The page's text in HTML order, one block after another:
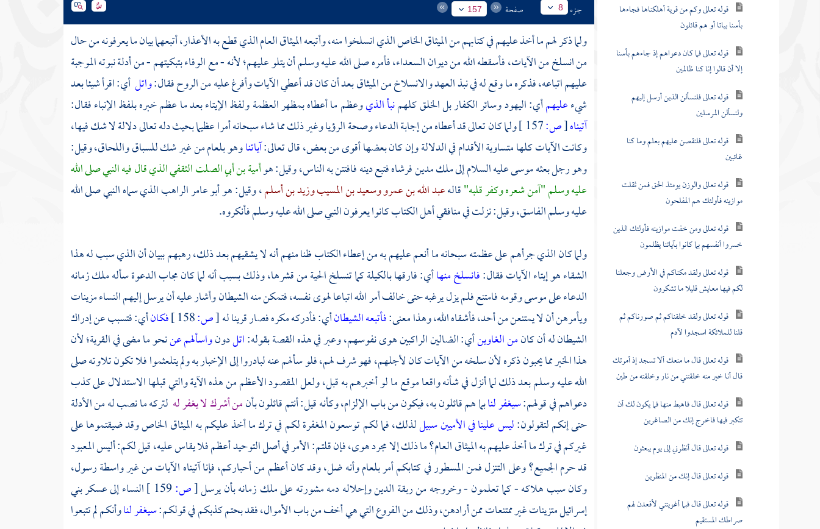
قوله تعالى وكم من قرية أهلكناها فجاءها
بأسنا بياتا أو هم قائلون
قوله تعالى فما كان دعواهم إذ جاءهم بأسنا
إلا أن قالوا إنا كنا ظالمين
قوله تعالى فلنسألن الذين أرسل إليهم
ولنسألن المرسلين
قوله تعالى فلنقصن عليهم بعلم وما كنا
غائبين
قوله تعالى والوزن يومئذ الحق فمن ثقلت
موازينه فأولئك هم المفلحون
قوله تعالى ومن خفت موازينه فأولئك الذين
خسروا أنفسهم بما كانوا بآياتنا يظلمون
قوله تعالى ولقد مكناكم في الأرض وجعلنا
لكم فيها معايش قليلا ما تشكرون
قوله تعالى ولقد خلقناكم ثم صورناكم ثم
قلنا للملائكة اسجدوا لآدم
قوله تعالى قال ما منعك ألا تسجد إذ أمرتك
قال أنا خير منه خلقتني من نار وخلقته من طين
قوله تعالى قال فاهبط منها فما يكون لك أن
تتكبر فيها فاخرج إنك من الصاغرين
قوله تعالى قال أنظرني إلى يوم يبعثون
قوله تعالى قال إنك من المنظرين
قوله تعالى قال فبما أغويتني لأقعدن لهم
صراطك المستقيم
جزء 8 صفحة 157
ولما ذكر لهم ما أخذ عليهم في كتابهم من الميثاق الخاص الذي انسلخوا منه، وأتبعه الميثاق العام الذي قطع به الأعذار، أتبعهما بيان ما يعرفونه من حال
من انسلخ من الآيات، فأسقطه الله من ديوان السعداء، فأمره صلى الله عليه وسلم أن يتلو عليهم؛ لأنه - مع الوفاء بتبكيتهم - من أدلة نبوته الموجبة
عليهم اتباعه، فذكره ما وقع له في نبذ العهد والانسلاخ من الميثاق بعد أن كان قد أعطي الآيات وأفرغ عليه من الروح فقال:واتلأي: اقرأ شيئا بعد
شيءعليهمأي: اليهود وسائر الكفار بل الخلق كلهمنبأ الذيوعظم ما أعطاه بمظهر العظمة ولفظ الإيتاء بعد ما عظم خبره بلفظ الإنباء فقال:
آتيناه[ص:
ولما كان تعالى قد أعطاه من إجابة الدعاء وصحة الرؤيا وغير ذلك مما شاء سبحانه أمرا عظيما بحيث دله تعالى دلالة لا شك فيها،
وكانت الآيات كلها متساوية الأقدام في الدلالة وإن كان بعضها أقوى من بعض، قال تعالى:آياتناوهو بلعام من غير شك للسباق واللحاق، وقيل:
وهو رجل بعثهموسىعليه السلام إلى ملكمدينفرشاه فتبع دينه فافتتن به الناس، وقيل: هوأمية بن أبي الصلت الثقفيالذي قال فيه النبي صلى الله
عليه وسلم "آمن شعره وكفر قلبه"قالهعبد الله بن عمرووسعيد بن المسيبوزيد بن أسلم، وقيل: هوأبو عامر الراهبالذي سماه النبي صلى الله
عليه وسلم الفاسق، وقيل: نزلت في منافقي أهل الكتاب كانوا يعرفون النبي صلى الله عليه وسلم فأنكروه.
ولما كان الذي جرأهم على عظمته سبحانه ما أنعم عليهم به من إعطاء الكتاب ظنا منهم أنه لا يشقيهم بعد ذلك، رهبهم ببيان أن الذي سبب له هذا
الشقاء هو إيتاء الآيات فقال:فانسلخ منهاأي: فارقها بالكيلة كما تنسلخ الحية من قشرها، وذلك بسبب أنه لما كان مجاب الدعوة سأله ملك زمانه
الدعاء علىموسىوقومه فامتنع فلم يزل يرغبه حتى خالف أمر الله اتباعا لهوى نفسه، فتمكن منه الشيطان وأشار عليه أن يرسل إليهم النساء مزينات
ويأمرهن أن لا يمتنعن من أحد، فأشقاه الله، وهذا معنى:فأتبعه الشيطانأي: فأدركه مكره فصار قرينا له[ص: فكانأي: فتسبب عن إدراك
الشيطان له أن كانمن الغاوينأي: الضالين الراكبين هوى نفوسهم، وعبر في هذه القصة بقوله:اتلدونواسألهم عننحو ما مضى في القرية؛ لأن
هذا الخبر مما يحبون ذكره لأن سلخه من الآيات كان لأجلهم، فهو شرف لهم، فلو سألهم عنه لبادروا إلى الإخبار به ولم يتلعثموا فلا تكون تلاوته صلى
الله عليه وسلم بعد ذلك لما أنزل في شأنه واقعا موقع ما لو أخبرهم به قبل، ولعل المقصود الأعظم من هذه الآية والتي قبلها الاستدلال على كذب
دعواهم في قولهم:سيغفر لنابما هم قائلون به، فيكون من باب الإلزام، وكأنه قيل: أنتم قائلون بأنمن أشرك لا يغفر له لتركه ما نصب له من الأدلة
حتى إنكم لتقولون:ليس علينا في الأميين سبيللذلك، فما لكم توسعون المغفرة لكم في ترك ما أخذ عليكم به الميثاق الخاص وقد ضيقتموها على
غيركم في ترك ما أخذ عليهم به الميثاق العام؟ ما ذلك إلا مجرد هوى، فإن قلتم: الأمر في أصل التوحيد أعظم فلا يقاس عليه، قيل لكم: أليس المعبود
قد حرم الجميع؟ وعلى التنزل فمن المسطور في كتابكم أمر بلعام وأنه ضل، وقد كان أعظم من أحباركم، فإنا آتيناه الآيات من غير واسطة رسول،
وكان سبب هلاكه - كما تعلمون - وخروجه من ربقة الدين وإحلاله دمه مشورته على ملك زمانه بأن يرسل[ص:
النساء إلى عسكر بني
إسرائيل متزينات غير ممتنعات ممن أرادهن، وذلك من الفروع التي هي أخف من باب الأموال، فقد بحتم كذبكم في قولكم:سيغفر لناوأنكم لم تتبعوا